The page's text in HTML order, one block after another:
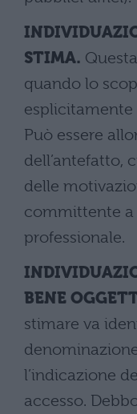
STIMA.
quando lo
esplicitamente
Può essere
dell’antefatto,
delle
committente a
professionale.
BENE
stimare va
l’indicazione
accesso.